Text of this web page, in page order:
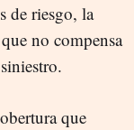
de riesgo, la
no compensa
que